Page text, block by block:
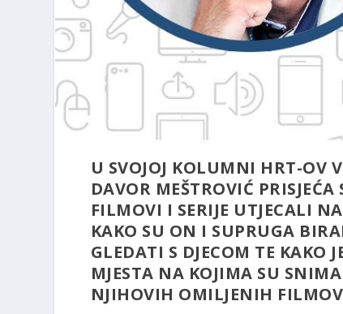
U SVOJOJ KOLUMNI HRT-OV
DAVOR MEŠTROVIĆ
FILMOVI I SERIJE UTJECALI
KAKO SU ON I SUPRUGA
GLEDATI S DJECOM TE KAKO
MJESTA NA KOJIMA SU
NJIHOVIH OMILJENIH